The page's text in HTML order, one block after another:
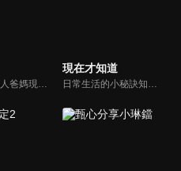
邀請許多藝人爸媽現身說法，與相關專家顧問共同討論分享，以談話的方式進行，對一人爸媽和名人家庭教育有興趣的朋友一定不能錯過。
現在才知道
日常生活的小秘訣知多少？由理財專家賴憲政、美麗人妻季芹，用貼近民心的實際案例、最新時事的話題來分析研討，讓你了解生活中的理財消費、民生、旅遊等問題。